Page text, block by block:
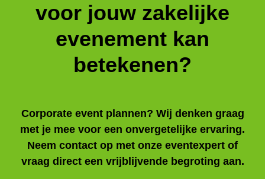
voor jouw zakelijke
evenement kan
betekenen?
Corporate event plannen? Wij denken graag
met je mee voor een onvergetelijke ervaring.
Neem contact op met onze eventexpert of
vraag direct een vrijblijvende begroting aan.